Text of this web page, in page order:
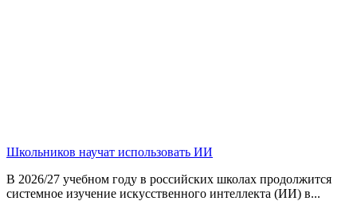
Школьников научат использовать ИИ
В 2026/27 учебном году в российских школах продолжится
системное изучение искусственного интеллекта (ИИ) в...